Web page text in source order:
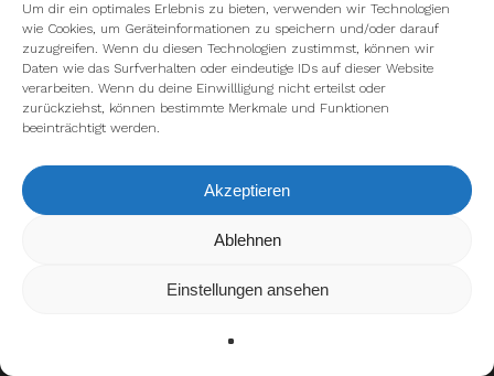
Um dir ein optimales Erlebnis zu bieten, verwenden wir Technologien
wie Cookies, um Geräteinformationen zu speichern und/oder darauf
zuzugreifen. Wenn du diesen Technologien zustimmst, können wir
Daten wie das Surfverhalten oder eindeutige IDs auf dieser Website
verarbeiten. Wenn du deine Einwillligung nicht erteilst oder
zurückziehst, können bestimmte Merkmale und Funktionen
beeinträchtigt werden.
Akzeptieren
Ablehnen
Einstellungen ansehen
Wir verwenden Cookies, um dir die bestmögliche Erfahrung auf
kannst du erfahren, welche Cookies wir
verwenden oder sie ausschalten.